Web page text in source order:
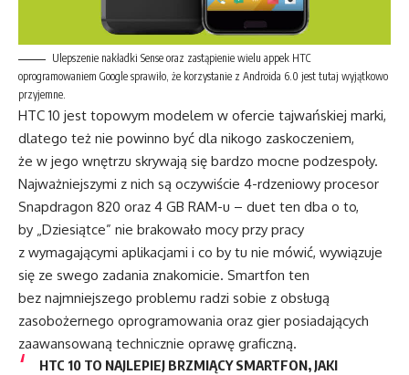
Ulepszenie nakładki Sense oraz zastąpienie wielu appek HTC
oprogramowaniem Google sprawiło, że korzystanie z Androida 6.0 jest tutaj wyjątkowo
przyjemne.
HTC 10 jest topowym modelem w ofercie tajwańskiej marki,
dlatego też nie powinno być dla nikogo zaskoczeniem,
że w jego wnętrzu skrywają się bardzo mocne podzespoły.
Najważniejszymi z nich są oczywiście 4-rdzeniowy procesor
Snapdragon 820 oraz 4 GB RAM-u – duet ten dba o to,
by „Dziesiątce” nie brakowało mocy przy pracy
z wymagającymi aplikacjami i co by tu nie mówić, wywiązuje
się ze swego zadania znakomicie. Smartfon ten
bez najmniejszego problemu radzi sobie z obsługą
zasobożernego oprogramowania oraz gier posiadających
zaawansowaną technicznie oprawę graficzną.
HTC 10 TO NAJLEPIEJ BRZMIĄCY SMARTFON, JAKI